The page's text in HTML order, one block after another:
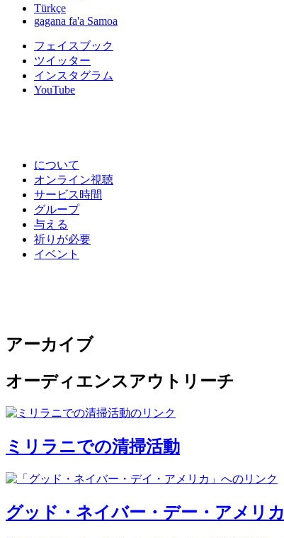
Türkçe
gagana fa'a Samoa
フェイスブック
ツイッター
インスタグラム
YouTube
について
オンライン視聴
サービス時間
グループ
与える
祈りが必要
イベント
アーカイブ
オーディエンスアウトリーチ
ミリラニでの清掃活動
グッド・ネイバー・デー・アメリカ